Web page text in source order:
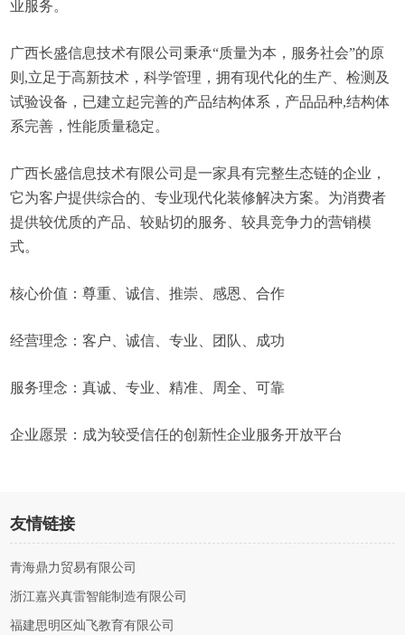
业服务。
广西长盛信息技术有限公司秉承“质量为本，服务社会”的原
则,立足于高新技术，科学管理，拥有现代化的生产、检测及
试验设备，已建立起完善的产品结构体系，产品品种,结构体
系完善，性能质量稳定。
广西长盛信息技术有限公司是一家具有完整生态链的企业，
它为客户提供综合的、专业现代化装修解决方案。为消费者
提供较优质的产品、较贴切的服务、较具竞争力的营销模
式。
核心价值：尊重、诚信、推崇、感恩、合作
经营理念：客户、诚信、专业、团队、成功
服务理念：真诚、专业、精准、周全、可靠
企业愿景：成为较受信任的创新性企业服务开放平台
友情链接
青海鼎力贸易有限公司
浙江嘉兴真雷智能制造有限公司
福建思明区灿飞教育有限公司